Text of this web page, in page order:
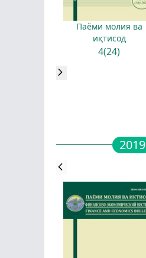
Паёми молия ва
иқтисод
4(24)
2019